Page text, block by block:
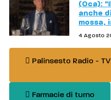
(Oca):
anche
mossa,
4 Agosto
Palinsesto Radio - TV
Farmacie di turno